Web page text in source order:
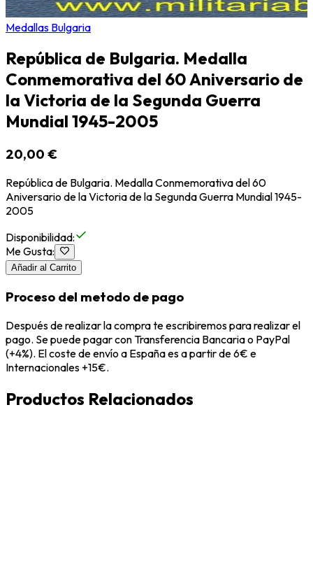
Medallas Bulgaria
República de Bulgaria. Medalla
Conmemorativa del 60 Aniversario de
la Victoria de la Segunda Guerra
Mundial 1945-2005
20,00 €
República de Bulgaria. Medalla Conmemorativa del 60
Aniversario de la Victoria de la Segunda Guerra Mundial 1945-
2005
Disponibilidad:
Me Gusta:
Añadir al Carrito
Proceso del metodo de pago
Después de realizar la compra te escribiremos para realizar el
pago. Se puede pagar con Transferencia Bancaria o PayPal
(+4%). El coste de envío a España es a partir de 6€ e
Internacionales +15€.
Productos Relacionados